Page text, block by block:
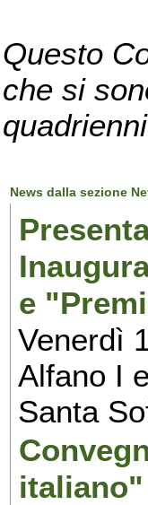
Questo
che si
News dalla sezione
e
Venerdì
Alfano I
Santa
italiano"